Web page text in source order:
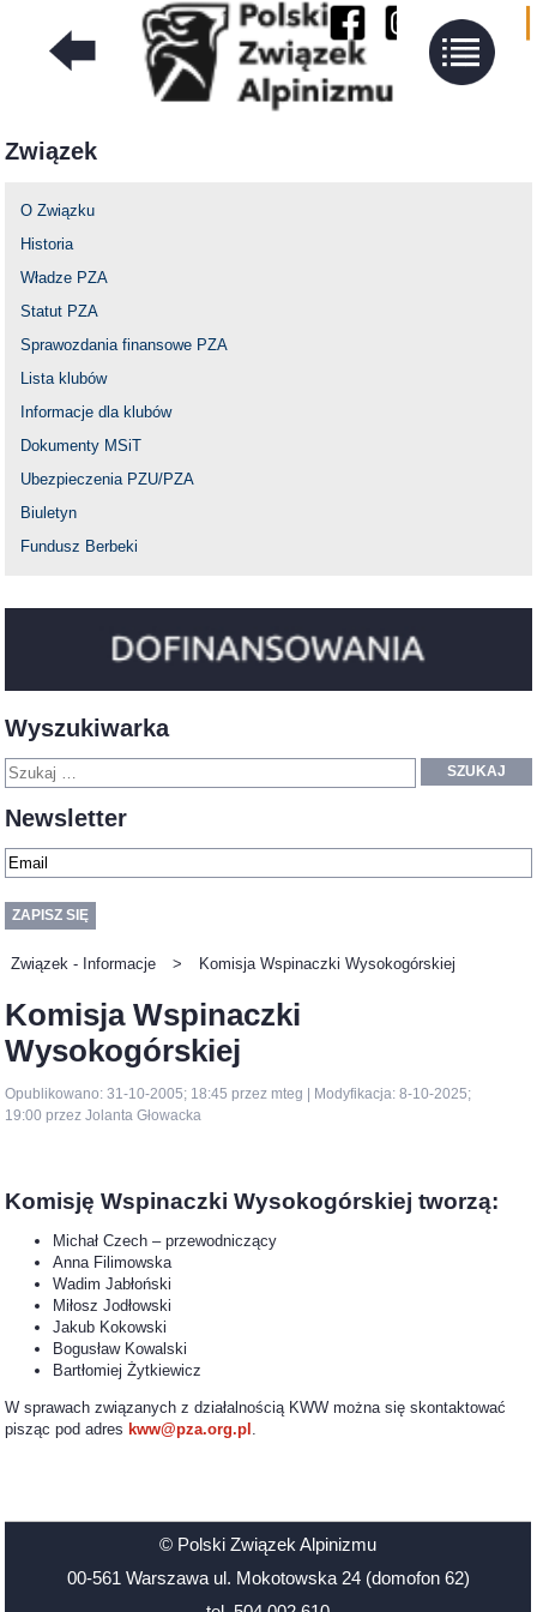
Związek
O Związku
Historia
Władze PZA
Statut PZA
Sprawozdania finansowe PZA
Lista klubów
Informacje dla klubów
Dokumenty MSiT
Ubezpieczenia PZU/PZA
Biuletyn
Fundusz Berbeki
Wyszukiwarka
SZUKAJ
Newsletter
Związek - Informacje > Komisja Wspinaczki Wysokogórskiej
Komisja Wspinaczki
Wysokogórskiej
Opublikowano: 31-10-2005; 18:45 przez mteg | Modyfikacja: 8-10-2025;
19:00 przez Jolanta Głowacka
Komisję Wspinaczki Wysokogórskiej tworzą:
Michał Czech – przewodniczący
Anna Filimowska
Wadim Jabłoński
Miłosz Jodłowski
Jakub Kokowski
Bogusław Kowalski
Bartłomiej Żytkiewicz
W sprawach związanych z działalnością KWW można się skontaktować
pisząc pod adres kww@pza.org.pl
© Polski Związek Alpinizmu
00-561 Warszawa ul. Mokotowska 24 (domofon 62)